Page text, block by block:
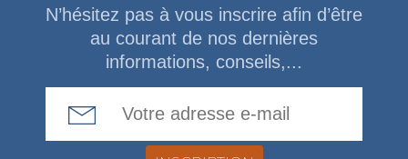
N’hésitez pas à vous inscrire afin d’être
au courant de nos dernières
informations, conseils,...